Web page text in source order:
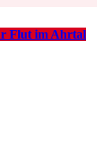
Flut im Ahrtal